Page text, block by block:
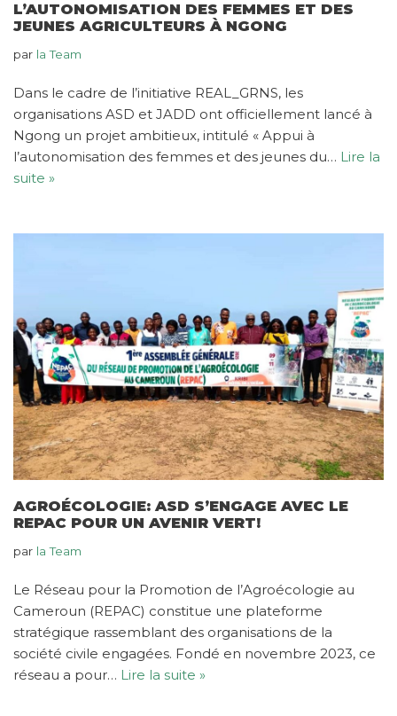
L’AUTONOMISATION DES FEMMES ET DES
JEUNES AGRICULTEURS À NGONG
par la Team
Dans le cadre de l’initiative REAL_GRNS, les
organisations ASD et JADD ont officiellement lancé à
Ngong un projet ambitieux, intitulé « Appui à
l’autonomisation des femmes et des jeunes du… Lire la
suite »
AGROÉCOLOGIE: ASD S’ENGAGE AVEC LE
REPAC POUR UN AVENIR VERT!
par la Team
Le Réseau pour la Promotion de l’Agroécologie au
Cameroun (REPAC) constitue une plateforme
stratégique rassemblant des organisations de la
société civile engagées. Fondé en novembre 2023, ce
réseau a pour… Lire la suite »